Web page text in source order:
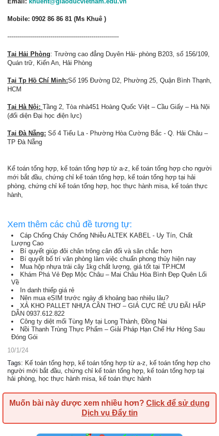
Mobile: 0902 86 86 81 (Ms Khuê )
---------------------------------------------------------
Tại Hải Phòng: Trường cao đẳng Duyên Hải- phòng B203, số 156/109,
Quán trữ, Kiến An, Hải Phòng
Tại Tp Hồ Chí Minh:Số 195 Đường D2, Phường 25, Quận Bình Thạnh,
HCM
Tại Hà Nội: Tầng 2, Tòa nhà451 Hoàng Quốc Việt – Cầu Giấy – Hà Nội
(đối diện Đại học điện lực)
Tại Đà Nẵng: Số 4 Tiểu La - Phường Hòa Cường Bắc - Q. Hải Châu –
TP Đà Nẵng
Kế toán tổng hợp, kế toán tổng hợp từ a-z, kế toán tổng hợp cho người
mới bắt đầu, chứng chỉ kế toán tổng hợp, kế toán tổng hợp tại hải
phòng, chứng chỉ kế toán tổng hợp, học thực hành misa, kế toán thực
hành,
Xem thêm các chủ đề tương tự:
Cáp Chống Cháy Chống Nhiễu ALTEK KABEL - Uy Tín, Chất
Lượng Cao
Bí quyết giúp đôi chân trông cân đối và săn chắc hơn
Bí quyết bố trí văn phòng làm việc chuẩn phong thủy hiện nay
Mua hộp nhựa trái cây 1kg chất lượng, giá tốt tại TP.HCM
Khám Phá Vẻ Đẹp Mộc Châu – Mai Châu Hòa Bình Đẹp Quên Lối
Về
In danh thiếp giá rẻ
Nên mua eSIM trước ngày đi khoảng bao nhiêu lâu?
XẢ KHO PALLET NHỰA CẦN THƠ – GIÁ CỰC RẺ ƯU ĐÃI HẤP
DẪN 0937.612.822
Công ty diệt mối Tùng My tại Long Thành, Đồng Nai
Nồi Thanh Trùng Thực Phẩm – Giải Pháp Hạn Chế Hư Hỏng Sau
Đóng Gói
10/1/24
Tags: Kế toán tổng hợp, kế toán tổng hợp từ a-z, kế toán tổng hợp cho
người mới bắt đầu, chứng chỉ kế toán tổng hợp, kế toán tổng hợp tại
hải phòng, học thực hành misa, kế toán thực hành
Muốn bài này được xem nhiều hơn? Click để sử dụng
Dịch vụ Đẩy tin